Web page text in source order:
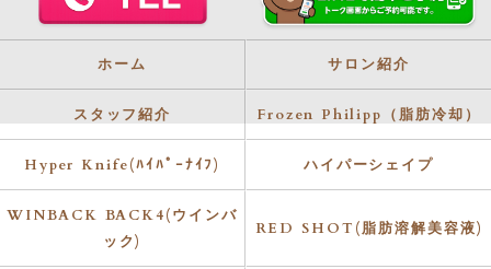
ホーム サロン紹介
スタッフ紹介 Frozen Philipp（脂肪冷却）
Hyper Knife(ﾊｲﾊﾟｰﾅｲﾌ) ハイパーシェイプ
WINBACK BACK4(ウインバ
ック)
RED SHOT(脂肪溶解美容液)